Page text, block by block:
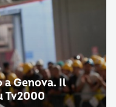
a Genova. Il
Tv2000